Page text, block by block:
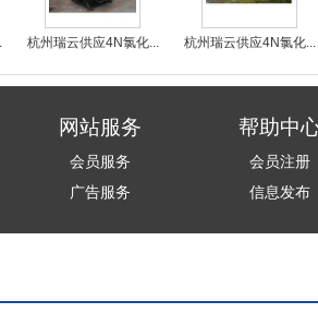
杭州瑞云供应4N氯化... 杭州瑞云供应4N氯化...
网站服务
会员服务
广告服务
帮助中
会员注册
信息发布